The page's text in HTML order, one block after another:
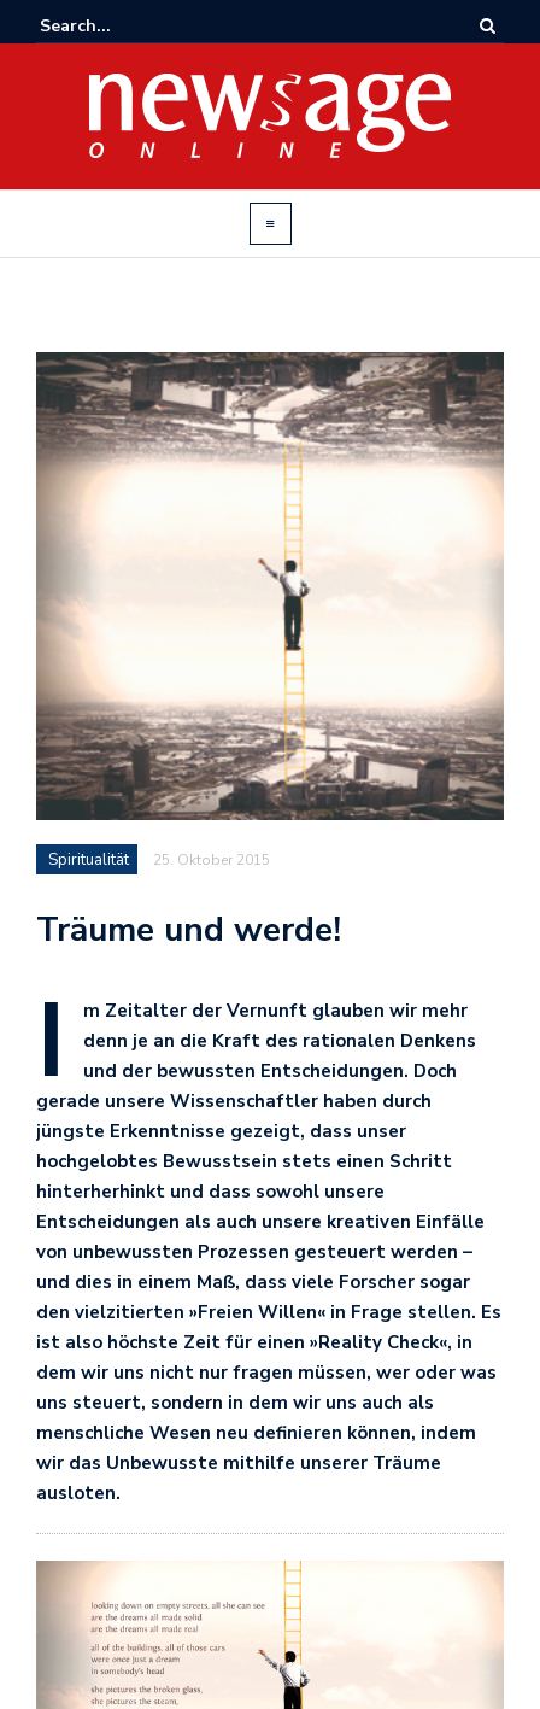
Spiritualität 25. Oktober 2015
Träume und werde!
I
m Zeitalter der Vernunft glauben wir mehr
denn je an die Kraft des rationalen Denkens
und der bewussten Entscheidungen. Doch
gerade unsere Wissenschaftler haben durch
jüngste Erkenntnisse gezeigt, dass unser
hochgelobtes Bewusstsein stets einen Schritt
hinterherhinkt und dass sowohl unsere
Entscheidungen als auch unsere kreativen Einfälle
von unbewussten Prozessen gesteuert werden –
und dies in einem Maß, dass viele Forscher sogar
den vielzitierten »Freien Willen« in Frage stellen. Es
ist also höchste Zeit für einen »Reality Check«, in
dem wir uns nicht nur fragen müssen, wer oder was
uns steuert, sondern in dem wir uns auch als
menschliche Wesen neu definieren können, indem
wir das Unbewusste mithilfe unserer Träume
ausloten.